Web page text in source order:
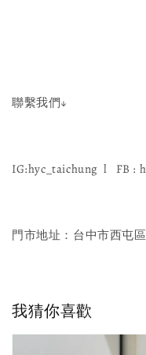
聯繫我們↓
IG:hyc_taichung l FB :
門市地址：台中市西屯
我猜你喜歡